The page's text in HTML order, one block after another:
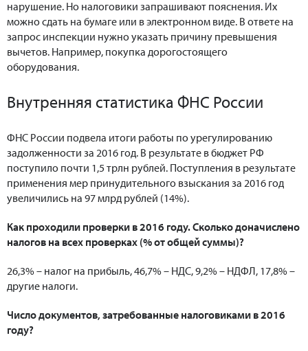
нарушение. Но налоговики запрашивают пояснения. Их
можно сдать на бумаге или в электронном виде. В ответе на
запрос инспекции нужно указать причину превышения
вычетов. Например, покупка дорогостоящего
оборудования.
Внутренняя статистика ФНС России
ФНС России подвела итоги работы по урегулированию
задолженности за 2016 год. В результате в бюджет РФ
поступило почти 1,5 трлн рублей. Поступления в результате
применения мер принудительного взыскания за 2016 год
увеличились на 97 млрд рублей (14%).
Как проходили проверки в 2016 году. Сколько доначислено
налогов на всех проверках (% от общей суммы)?
26,3% – налог на прибыль, 46,7% – НДС, 9,2% – НДФЛ, 17,8% –
другие налоги.
Число документов, затребованные налоговиками в 2016
году?